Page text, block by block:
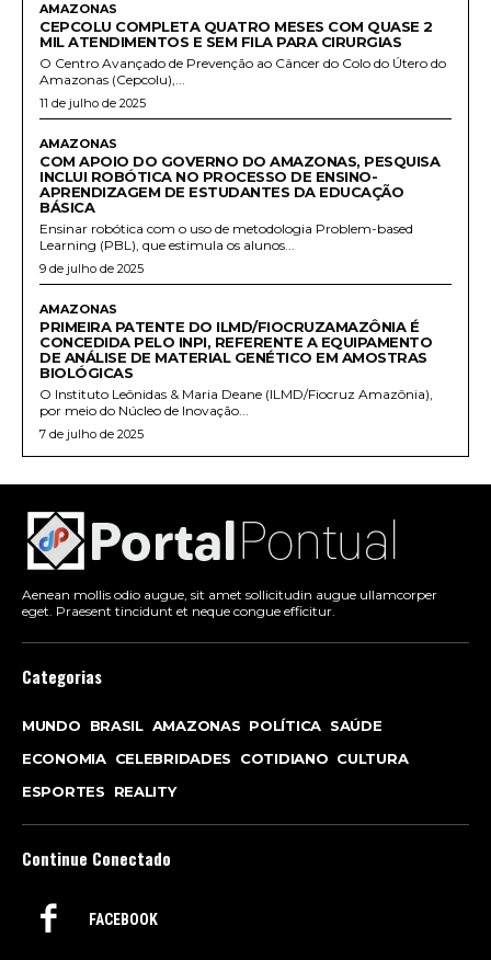
AMAZONAS
CEPCOLU COMPLETA QUATRO MESES COM QUASE 2
MIL ATENDIMENTOS E SEM FILA PARA CIRURGIAS
O Centro Avançado de Prevenção ao Câncer do Colo do Útero do
Amazonas (Cepcolu),...
11 de julho de 2025
AMAZONAS
COM APOIO DO GOVERNO DO AMAZONAS, PESQUISA
INCLUI ROBÓTICA NO PROCESSO DE ENSINO-
APRENDIZAGEM DE ESTUDANTES DA EDUCAÇÃO
BÁSICA
Ensinar robótica com o uso de metodologia Problem-based
Learning (PBL), que estimula os alunos...
9 de julho de 2025
AMAZONAS
PRIMEIRA PATENTE DO ILMD/FIOCRUZAMAZÔNIA É
CONCEDIDA PELO INPI, REFERENTE A EQUIPAMENTO
DE ANÁLISE DE MATERIAL GENÉTICO EM AMOSTRAS
BIOLÓGICAS
O Instituto Leônidas & Maria Deane (ILMD/Fiocruz Amazônia),
por meio do Núcleo de Inovação...
7 de julho de 2025
Aenean mollis odio augue, sit amet sollicitudin augue ullamcorper
eget. Praesent tincidunt et neque congue efficitur.
Categorias
MUNDO BRASIL AMAZONAS POLÍTICA SAÚDE
ECONOMIA CELEBRIDADES COTIDIANO CULTURA
ESPORTES
REALITY
Continue Conectado
FACEBOOK